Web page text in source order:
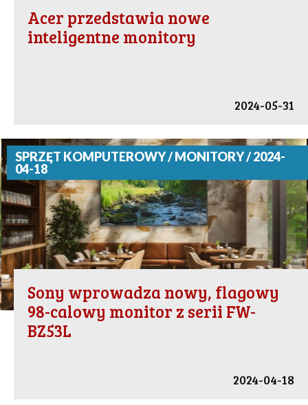
Acer przedstawia nowe
inteligentne monitory
2024-05-31
SPRZĘT KOMPUTEROWY / MONITORY / 2024-
04-18
Sony wprowadza nowy, flagowy
98-calowy monitor z serii FW-
BZ53L
2024-04-18